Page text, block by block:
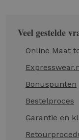
Veel gestelde
Online Maat
Bonuspunten
Bestelproces
Garantie en